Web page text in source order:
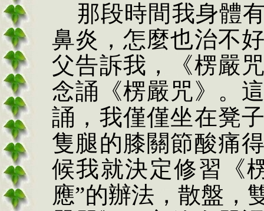
那段時間我身體
鼻炎，怎麼也治不
父告訴我，《楞嚴
念誦《楞嚴咒》。
誦，我僅僅坐在凳
隻腿的膝關節酸痛
候我就決定修習《
應”的辦法，散盤，